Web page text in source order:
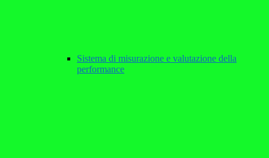
Sistema di misurazione e valutazione della
performance